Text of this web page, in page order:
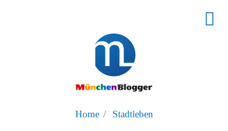
Home Stadtleben